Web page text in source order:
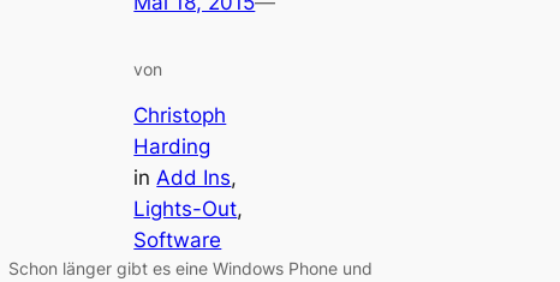
von
Christoph
Harding
in Add Ins
Lights-Out
Software
Schon länger gibt es eine Windows Phone und